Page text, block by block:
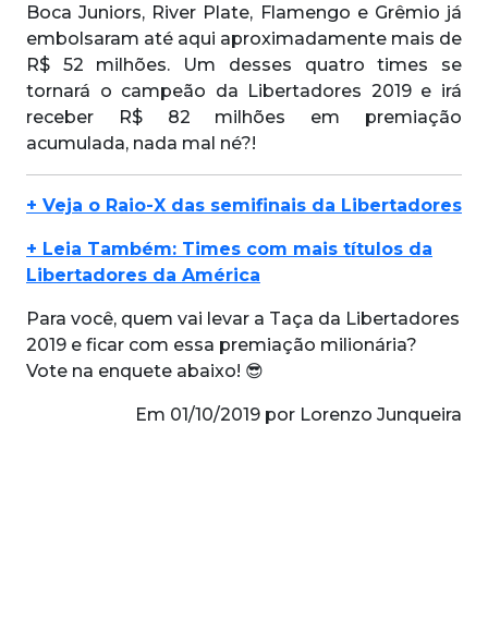
Boca Juniors, River Plate, Flamengo e Grêmio já
embolsaram até aqui aproximadamente mais de
R$ 52 milhões. Um desses quatro times se
tornará o campeão da Libertadores 2019 e irá
receber R$ 82 milhões em premiação
acumulada, nada mal né?!
+ Veja o Raio-X das semifinais da Libertadores
+ Leia Também: Times com mais títulos da
Libertadores da América
Para você, quem vai levar a Taça da Libertadores
2019 e ficar com essa premiação milionária?
Vote na enquete abaixo! 😎
Em 01/10/2019 por Lorenzo Junqueira